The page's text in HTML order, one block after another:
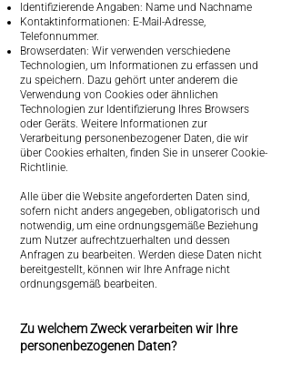
Identifizierende Angaben: Name und Nachname
Kontaktinformationen: E-Mail-Adresse,
Telefonnummer.
Browserdaten: Wir verwenden verschiedene
Technologien, um Informationen zu erfassen und
zu speichern. Dazu gehört unter anderem die
Verwendung von Cookies oder ähnlichen
Technologien zur Identifizierung Ihres Browsers
oder Geräts. Weitere Informationen zur
Verarbeitung personenbezogener Daten, die wir
über Cookies erhalten, finden Sie in unserer Cookie-
Richtlinie.
Alle über die Website angeforderten Daten sind,
sofern nicht anders angegeben, obligatorisch und
notwendig, um eine ordnungsgemäße Beziehung
zum Nutzer aufrechtzuerhalten und dessen
Anfragen zu bearbeiten. Werden diese Daten nicht
bereitgestellt, können wir Ihre Anfrage nicht
ordnungsgemäß bearbeiten.
Zu welchem Zweck verarbeiten wir Ihre
personenbezogenen Daten?